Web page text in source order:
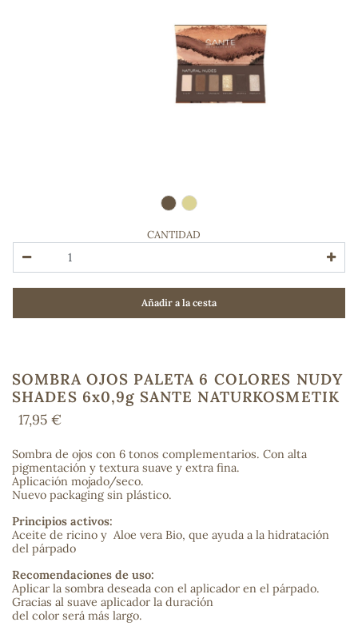
CANTIDAD
Añadir a la cesta
SOMBRA OJOS PALETA 6 COLORES NUDY
SHADES 6x0,9g SANTE NATURKOSMETIK
17,95 €
Sombra de ojos con 6 tonos complementarios. Con alta
pigmentación y textura suave y extra fina.
Aplicación mojado/seco.
Nuevo packaging sin plástico.
Principios activos:
Aceite de ricino y Aloe vera Bio, que ayuda a la hidratación
del párpado
Recomendaciones de uso:
Aplicar la sombra deseada con el aplicador en el párpado.
Gracias al suave aplicador la duración
del color será más largo.